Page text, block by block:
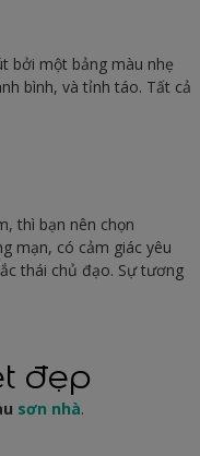
bởi một bảng màu nhẹ
bình, và tỉnh táo. Tất cả
thì bạn nên chọn
mạn, có cảm giác yêu
thái chủ đạo. Sự tương
đẹp
sơn nhà.